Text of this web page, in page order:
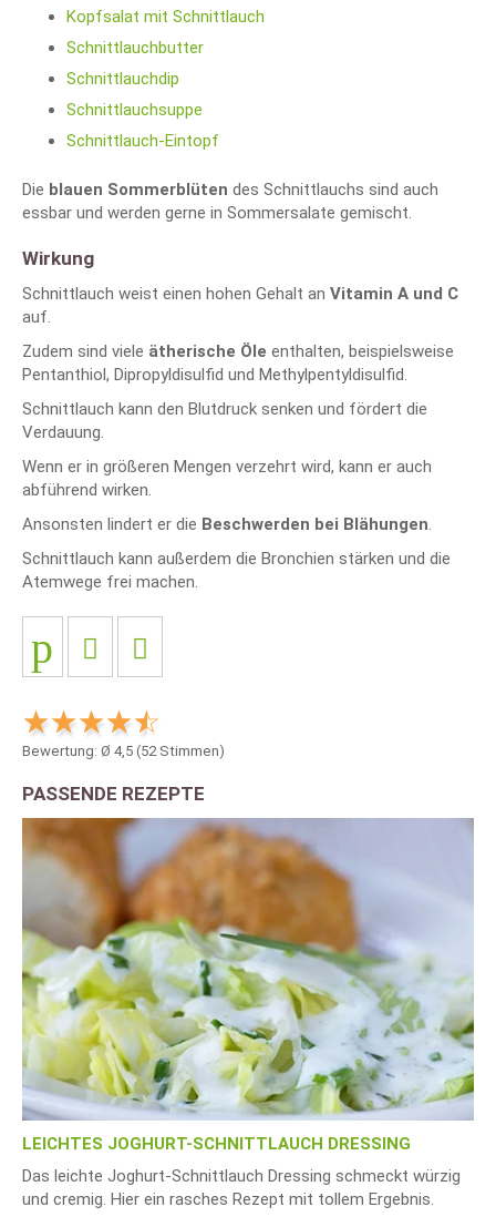
Kopfsalat mit Schnittlauch
Schnittlauchbutter
Schnittlauchdip
Schnittlauchsuppe
Schnittlauch-Eintopf
Die blauen Sommerblüten des Schnittlauchs sind auch
essbar und werden gerne in Sommersalate gemischt.
Wirkung
Schnittlauch weist einen hohen Gehalt an Vitamin A und C
auf.
Zudem sind viele ätherische Öle enthalten, beispielsweise
Pentanthiol, Dipropyldisulfid und Methylpentyldisulfid.
Schnittlauch kann den Blutdruck senken und fördert die
Verdauung.
Wenn er in größeren Mengen verzehrt wird, kann er auch
abführend wirken.
Ansonsten lindert er die Beschwerden bei Blähungen.
Schnittlauch kann außerdem die Bronchien stärken und die
Atemwege frei machen.
Bewertung: Ø 4,5 (52Stimmen)
PASSENDE REZEPTE
LEICHTES JOGHURT-SCHNITTLAUCH DRESSING
Das leichte Joghurt-Schnittlauch Dressing schmeckt würzig
und cremig. Hier ein rasches Rezept mit tollem Ergebnis.